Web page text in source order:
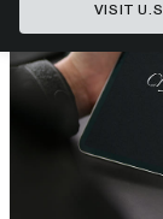
VISIT